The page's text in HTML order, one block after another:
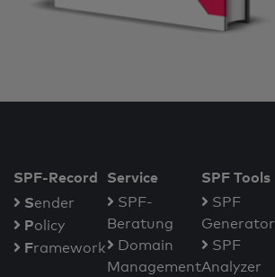
SPF-Record
Sender
Policy
Framework
Service
SPF-
Beratung
Domain
Management
SPF Tools
SPF
Generator
SPF
Analyzer